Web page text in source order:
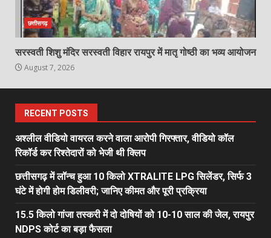
छत्तीसगढ़
सरस्वती शिशु मंदिर सरस्वती विहार रायपुर में मातृ गोष्ठी का भव्य आयोजन
August 7, 2026
RECENT POSTS
अश्लील वीडियो वायरल करने वाला आरोपी गिरफ्तार, वीडियो कॉल
रिकॉर्ड कर रिश्तेदारों को भेजी थी क्लिप
छत्तीसगढ़ में लॉन्च हुआ 10 किलो XTRALITE LPG सिलेंडर, सिर्फ 3
घंटे में होगी होम डिलीवरी; जानिए कीमत और पूरी प्रक्रिया
15.5 किलो गांजा तस्करी में दो दोषियों को 10-10 साल की जेल, रायपुर
NDPS कोर्ट का बड़ा फैसला